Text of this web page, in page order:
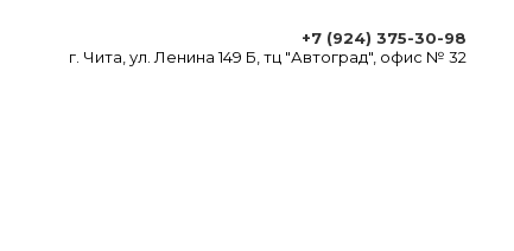
+7 (924) 375-30-98
г. Чита, ул. Ленина 149 Б, тц "Автоград", офис № 32